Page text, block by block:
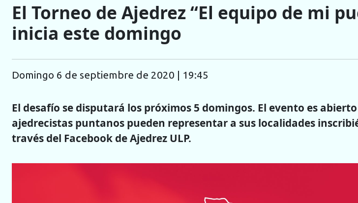
El Torneo de Ajedrez “El equipo de mi
inicia este domingo
domingo 6 de septiembre de 2020 | 19:45
El desafío se disputará los próximos 5 domingos. El evento es
ajedrecistas puntanos pueden representar a sus localidades
través del Facebook de Ajedrez ULP.